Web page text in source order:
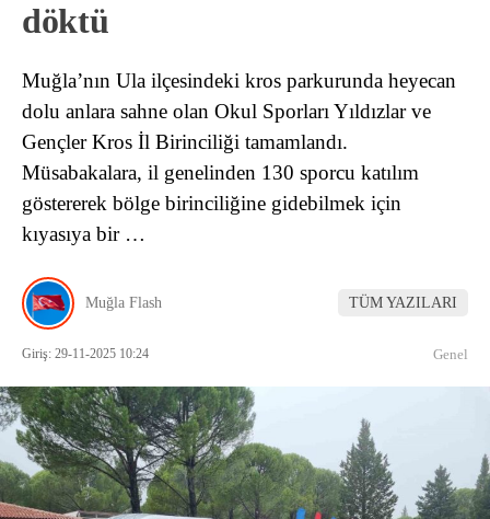
döktü
Muğla’nın Ula ilçesindeki kros parkurunda heyecan
dolu anlara sahne olan Okul Sporları Yıldızlar ve
Gençler Kros İl Birinciliği tamamlandı.
Müsabakalara, il genelinden 130 sporcu katılım
göstererek bölge birinciliğine gidebilmek için
kıyasıya bir …
Muğla Flash TÜM YAZILARI
Giriş: 29-11-2025 10:24 Genel